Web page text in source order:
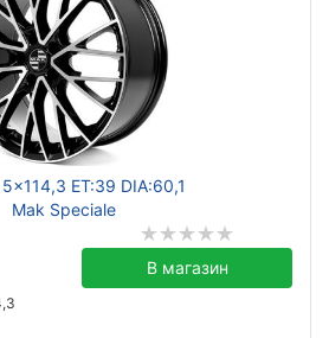
ET:39 DIA:60,1
Mak Speciale
В магазин